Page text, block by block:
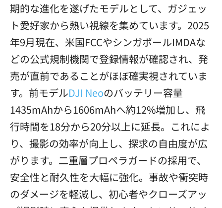
期的な進化を遂げたモデルとして、ガジェッ
ト愛好家から熱い視線を集めています。2025
年9月現在、米国FCCやシンガポールIMDAな
どの公式規制機関で登録情報が確認され、発
売が直前であることがほぼ確実視されていま
す。前モデルDJI Neoのバッテリー容量
1435mAhから1606mAhへ約12%増加し、飛
行時間を18分から20分以上に延長。これによ
り、撮影の効率が向上し、探求の自由度が広
がります。二重層プロペラガードの採用で、
安全性と耐久性を大幅に強化。事故や衝突時
のダメージを軽減し、初心者やクローズアッ